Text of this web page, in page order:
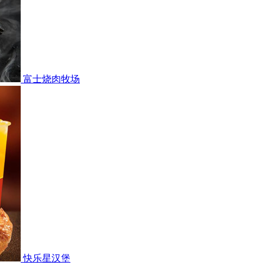
富士烧肉牧场
快乐星汉堡